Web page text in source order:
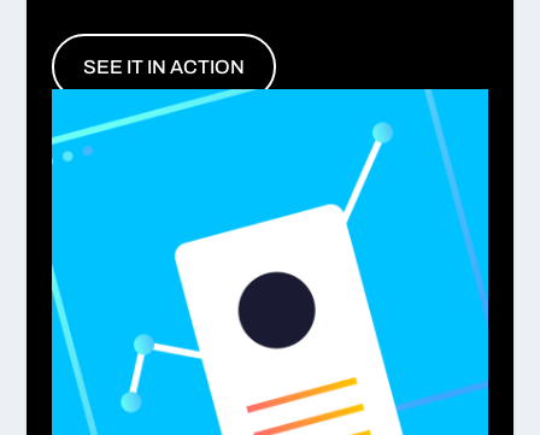
SEE IT IN ACTION